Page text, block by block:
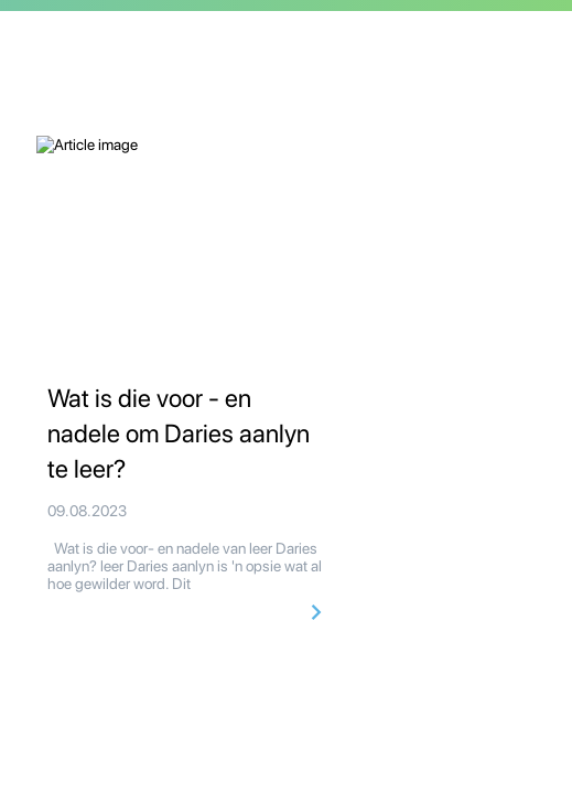
Wat is die voor - en
nadele om Daries aanlyn
te leer?
09.08.2023
Wat is die voor- en nadele van leer Daries
aanlyn? leer Daries aanlyn is 'n opsie wat al
hoe gewilder word. Dit